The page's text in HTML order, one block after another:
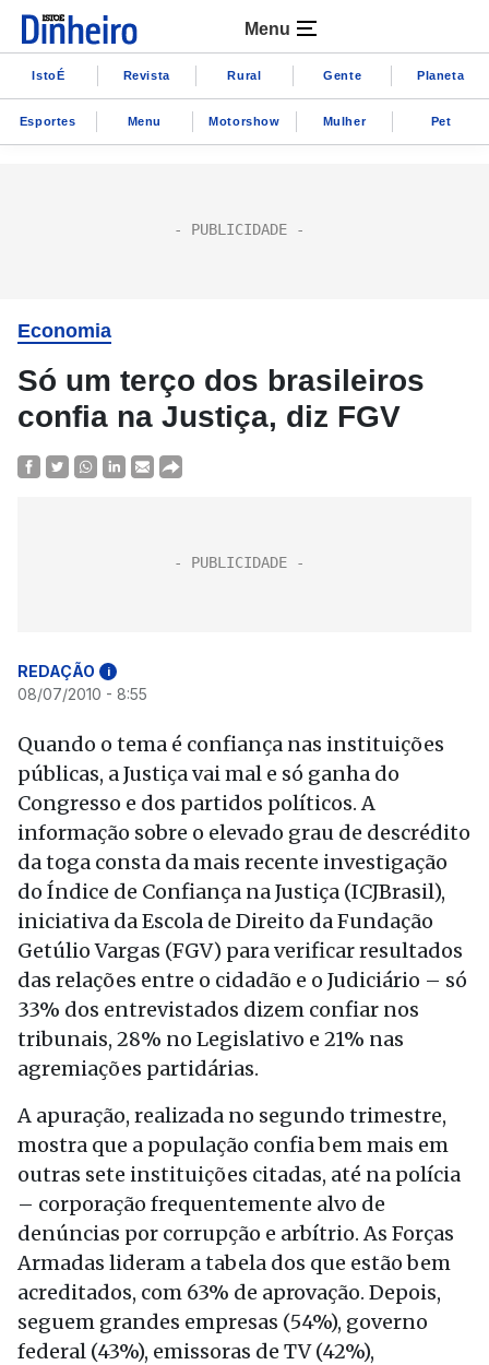
Menu
IstoÉ Revista Rural Gente Planeta
Esportes Menu Motorshow Mulher Pet
Economia
Só um terço dos brasileiros
confia na Justiça, diz FGV
REDAÇÃO i
08/07/2010 - 8:55
Quando o tema é confiança nas instituições
públicas, a Justiça vai mal e só ganha do
Congresso e dos partidos políticos. A
informação sobre o elevado grau de descrédito
da toga consta da mais recente investigação
do Índice de Confiança na Justiça (ICJBrasil),
iniciativa da Escola de Direito da Fundação
Getúlio Vargas (FGV) para verificar resultados
das relações entre o cidadão e o Judiciário – só
33% dos entrevistados dizem confiar nos
tribunais, 28% no Legislativo e 21% nas
agremiações partidárias.
A apuração, realizada no segundo trimestre,
mostra que a população confia bem mais em
outras sete instituições citadas, até na polícia
– corporação frequentemente alvo de
denúncias por corrupção e arbítrio. As Forças
Armadas lideram a tabela dos que estão bem
acreditados, com 63% de aprovação. Depois,
seguem grandes empresas (54%), governo
federal (43%), emissoras de TV (42%),